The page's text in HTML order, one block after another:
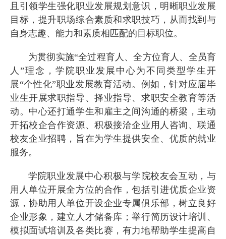
且引领学生强化职业发展规划意识，明晰职业发展
目标，提升职场综合素质和求职技巧，从而找到与
自身志趣、能力和素质相匹配的目标职位。
为贯彻实施“全过程育人、全方位育人、全员育
人”理念，学院职业发展中心为不同类型学生开
展“个性化”职业发展教育活动。例如，针对应届毕
业生开展求职指导、择业指导、求职安全教育等活
动。中心还打通学生和雇主之间沟通的桥梁，主动
开拓校企合作资源、积极接洽企业用人咨询、联通
校友企业招聘，旨在为学生提供安全、优质的就业
服务。
学院职业发展中心积极与学院校友会互动，与
用人单位开展全方位的合作，包括引进优质企业资
源，协助用人单位开设企业专属俱乐部，树立良好
企业形象，建立人才储备库；举行简历设计培训、
模拟面试培训及各类比赛，有力地帮助学生提高自